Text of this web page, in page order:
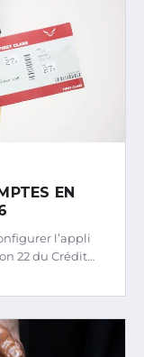
EN
l’appli
22 du Crédit…